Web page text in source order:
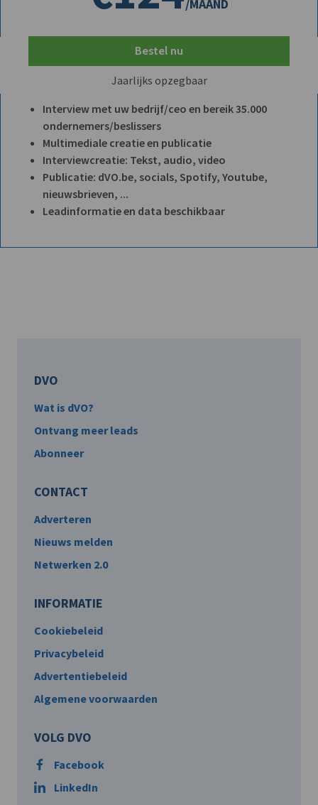
/MAAND
Bestel nu
Jaarlijks opzegbaar
Interview met uw bedrijf/ceo en bereik 35.000
ondernemers/beslissers
Multimediale creatie en publicatie
Interviewcreatie: Tekst, audio, video
Publicatie: dVO.be, socials, Spotify, Youtube,
nieuwsbrieven, ...
Leadinformatie en data beschikbaar
DVO
Wat is dVO?
Ontvang meer leads
Abonneer
CONTACT
Adverteren
Nieuws melden
Netwerken 2.0
INFORMATIE
Cookiebeleid
Privacybeleid
Advertentiebeleid
Algemene voorwaarden
VOLG DVO
Facebook
LinkedIn